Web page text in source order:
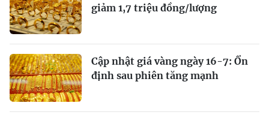
giảm 1,7 triệu đồng/lượng
Cập nhật giá vàng ngày 16-7: Ổn
định sau phiên tăng mạnh